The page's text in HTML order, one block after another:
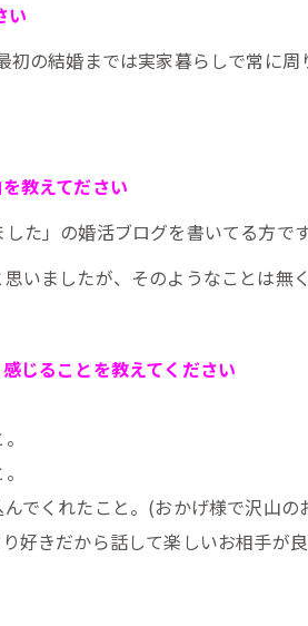
い
の結婚までは実家暮らしで常に周
教えてださい
た」の婚活ブログを書いてる方で
いましたが、そのようなことは無
じることを教えてください
でくれたこと。(おかげ様で沢山
好きだから話して楽しいお相手